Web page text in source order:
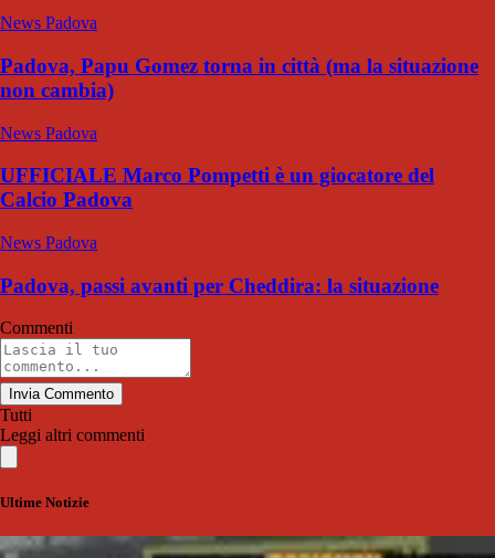
News Padova
Padova, Papu Gomez torna in città (ma la situazione
non cambia)
News Padova
UFFICIALE Marco Pompetti è un giocatore del
Calcio Padova
News Padova
Padova, passi avanti per Cheddira: la situazione
Commenti
Invia Commento
Tutti
Leggi altri commenti
Ultime Notizie